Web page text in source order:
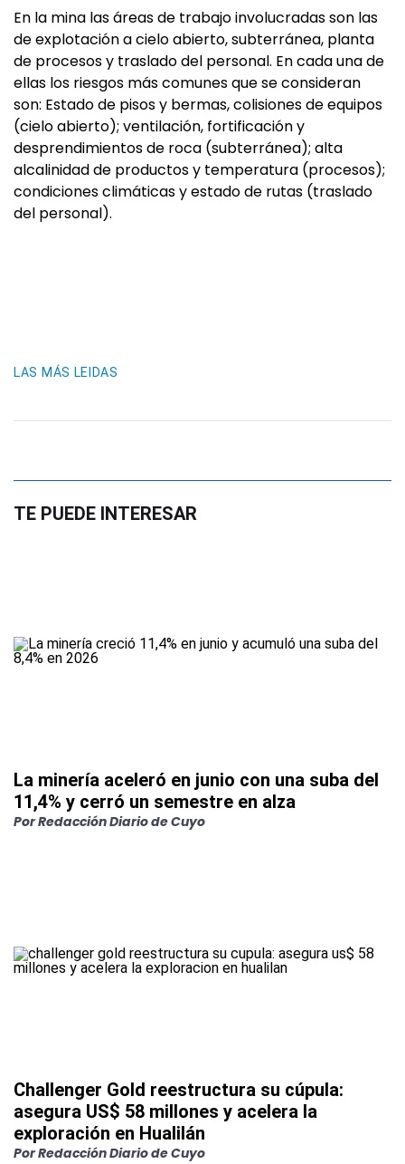
En la mina las áreas de trabajo involucradas son las
de explotación a cielo abierto, subterránea, planta
de procesos y traslado del personal. En cada una de
ellas los riesgos más comunes que se consideran
son: Estado de pisos y bermas, colisiones de equipos
(cielo abierto); ventilación, fortificación y
desprendimientos de roca (subterránea); alta
alcalinidad de productos y temperatura (procesos);
condiciones climáticas y estado de rutas (traslado
del personal).
LAS MÁS LEIDAS
TE PUEDE INTERESAR
La minería aceleró en junio con una suba del
11,4% y cerró un semestre en alza
PorRedacción Diario de Cuyo
Challenger Gold reestructura su cúpula:
asegura US$ 58 millones y acelera la
exploración en Hualilán
PorRedacción Diario de Cuyo